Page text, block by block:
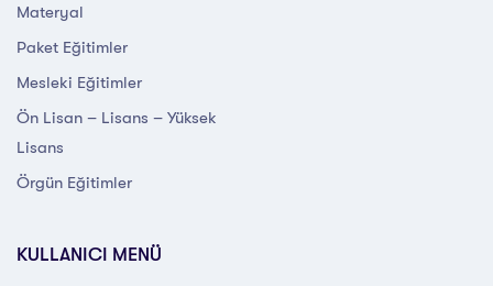
Materyal
Paket Eğitimler
Mesleki Eğitimler
Ön Lisan – Lisans – Yüksek
Lisans
Örgün Eğitimler
KULLANICI MENÜ